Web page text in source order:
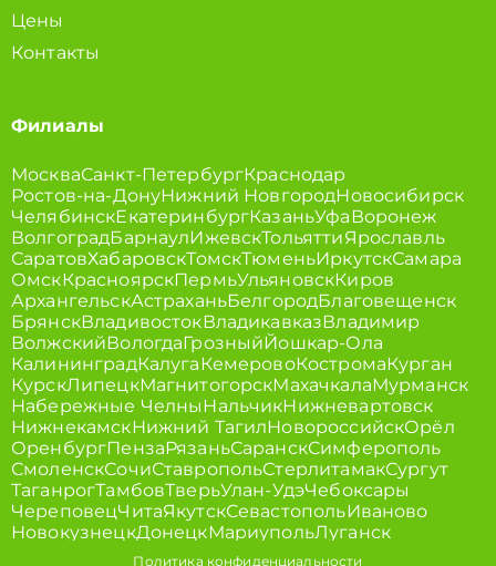
Цены
Контакты
Филиалы
МоскваСанкт-ПетербургКраснодар
Ростов-на-ДонуНижний НовгородНовосибирск
ЧелябинскЕкатеринбургКазаньУфаВоронеж
ВолгоградБарнаулИжевскТольяттиЯрославль
СаратовХабаровскТомскТюменьИркутскСамара
ОмскКрасноярскПермьУльяновскКиров
АрхангельскАстраханьБелгородБлаговещенск
БрянскВладивостокВладикавказВладимир
ВолжскийВологдаГрозныйЙошкар-Ола
КалининградКалугаКемеровоКостромаКурган
КурскЛипецкМагнитогорскМахачкалаМурманск
Набережные ЧелныНальчикНижневартовск
НижнекамскНижний ТагилНовороссийскОрёл
ОренбургПензаРязаньСаранскСимферополь
СмоленскСочиСтавропольСтерлитамакСургут
ТаганрогТамбовТверьУлан-УдэЧебоксары
ЧереповецЧитаЯкутскСевастопольИваново
НовокузнецкДонецкМариупольЛуганск
Политика конфиденциальности